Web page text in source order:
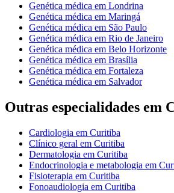
Genética médica em Londrina
Genética médica em Maringá
Genética médica em São Paulo
Genética médica em Rio de Janeiro
Genética médica em Belo Horizonte
Genética médica em Brasília
Genética médica em Fortaleza
Genética médica em Salvador
Outras especialidades em
Cardiologia em Curitiba
Clínico geral em Curitiba
Dermatologia em Curitiba
Endocrinologia e metabologia em
Fisioterapia em Curitiba
Fonoaudiologia em Curitiba